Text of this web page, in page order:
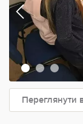
Переглянути